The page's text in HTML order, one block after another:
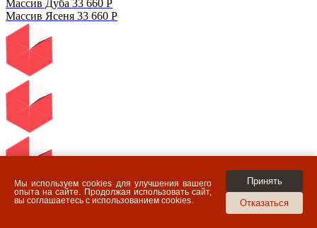
Массив Дуба 33 660 Р
Массив Ясеня 33 660 Р
Мы используем cookies для улучшения вашего
опыта на сайте. Продолжая использовать сайт,
вы соглашаетесь с использованием cookies.
Принять
Отказаться